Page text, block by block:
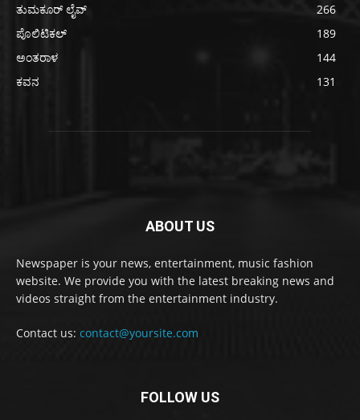
ತುಮಕೂರ್ ಲೈವ್
266
ಪೊಲಿಟಿಕಲ್
189
ಅಂತರಾಳ
144
ಕವನ
131
ABOUT US
Newspaper is your news, entertainment, music fashion
website. We provide you with the latest breaking news and
videos straight from the entertainment industry.
Contact us: contact@yoursite.com
FOLLOW US